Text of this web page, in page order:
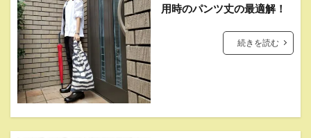
用時のパンツ丈の最適解！
続きを読む